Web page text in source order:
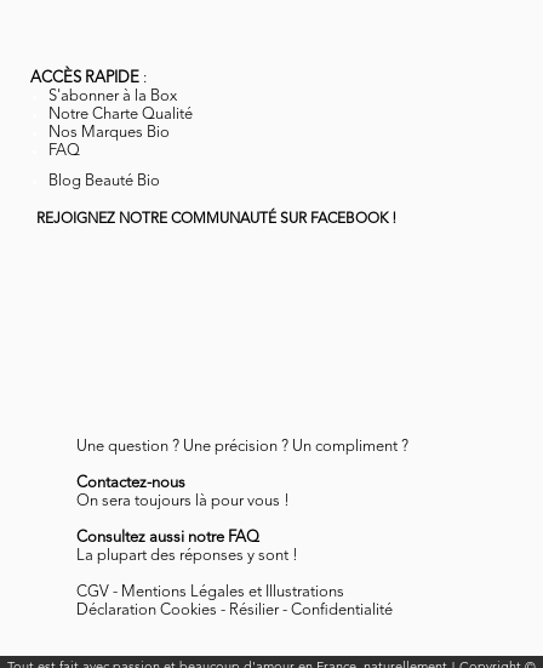
ACCÈS RAPIDE :
S'abonner à la Box
Notre Charte Qualité
Nos Marques Bio
FAQ
Blog Beauté Bio
REJOIGNEZ NOTRE COMMUNAUTÉ SUR FACEBOOK !
Une question ? Une précision ? Un compliment ?
Contactez-nous
On sera toujours là pour vous !
Consultez aussi notre FAQ
La plupart des réponses y sont !
CGV- Mentions Légales et Illustrations
Déclaration Cookies - Résilier- Confidentialité